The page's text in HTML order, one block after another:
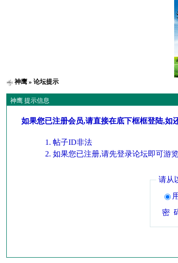
神鹰 » 论坛提示
神鹰 提示信息
如果您已注册会员,请直接在底下框框登陆,如
帖子ID非法
如果您已注册,请先登录论坛即可游
请从
密